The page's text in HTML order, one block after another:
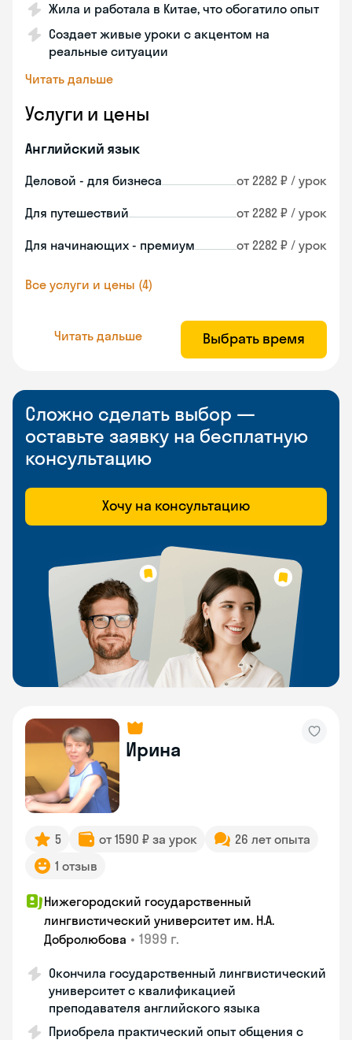
Жила и работала в Китае, что обогатило опыт
Создает живые уроки с акцентом на
реальные ситуации
Читать дальше
Услуги и цены
Английский язык
Деловой - для бизнеса от 2282 ₽ / урок
Для путешествий от 2282 ₽ / урок
Для начинающих - премиум от 2282 ₽ / урок
Все услуги и цены (4)
Читать дальше Выбрать время
Сложно сделать выбор —
оставьте заявку на бесплатную
консультацию
Хочу на консультацию
Ирина
5 от 1590 ₽ за урок
26 лет опыта
1 отзыв
Нижегородский государственный
лингвистический университет им. Н.А.
Добролюбова • 1999 г.
Окончила государственный лингвистический
университет с квалификацией
преподавателя английского языка
Приобрела практический опыт общения с